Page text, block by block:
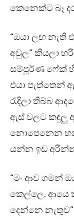
කෙනෙක්ට බෑ
“ඔයා ලඟ
අවුල” කියලා
සම්පූර්ණ ෆේක්
එයා පැත්තෙන්
රැඳිලා තිබ්බ
ඇස් වලට කඳුලු
නොපෙනෙන
යන්න ඉඩ
“මං ආව ගමන්
කෙල්ලෙ. ආයෙ
දෙන්නෙ නැතුව”